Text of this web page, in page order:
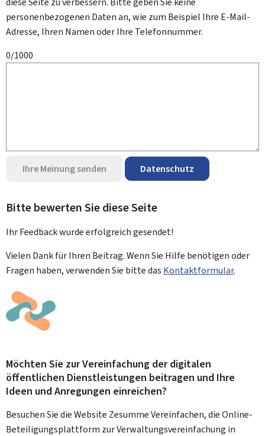
personenbezogenen Daten an, wie zum Beispiel Ihre E-Mail-
Adresse, Ihren Namen oder Ihre Telefonnummer.
0/1000
Ihre Meinung senden Datenschutz
Bitte bewerten Sie diese Seite
Ihr Feedback wurdeerfolgreichgesendet!
Vielen Dank für Ihren Beitrag. Wenn Sie Hilfe benötigen oder
Fragen haben, verwenden Sie bitte das Kontaktformular.
Möchten Sie zur Vereinfachung der digitalen
öffentlichen Dienstleistungen beitragen und Ihre
Ideen und Anregungen einreichen?
Besuchen Sie die Website Zesumme Vereinfachen, die Online-
Beteiligungsplattform zur Verwaltungsvereinfachung in